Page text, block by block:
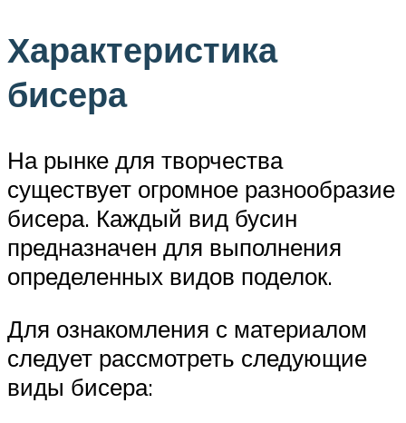
Характеристика
бисера
На рынке для творчества
существует огромное разнообразие
бисера. Каждый вид бусин
предназначен для выполнения
определенных видов поделок.
Для ознакомления с материалом
следует рассмотреть следующие
виды бисера: